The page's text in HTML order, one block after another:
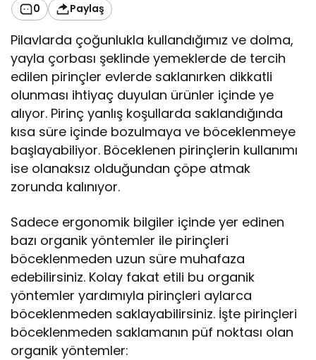
0 Paylaş
Pilavlarda çoğunlukla kullandığımız ve dolma,
yayla çorbası şeklinde yemeklerde de tercih
edilen pirinçler evlerde saklanırken dikkatli
olunması ihtiyaç duyulan ürünler içinde ye
alıyor. Pirinç yanlış koşullarda saklandığında
kısa süre içinde bozulmaya ve böceklenmeye
başlayabiliyor. Böceklenen pirinçlerin kullanımı
ise olanaksız olduğundan çöpe atmak
zorunda kalınıyor.
Sadece ergonomik bilgiler içinde yer edinen
bazı organik yöntemler ile pirinçleri
böceklenmeden uzun süre muhafaza
edebilirsiniz. Kolay fakat etili bu organik
yöntemler yardımıyla pirinçleri aylarca
böceklenmeden saklayabilirsiniz. İşte pirinçleri
böceklenmeden saklamanın püf noktası olan
organik yöntemler: